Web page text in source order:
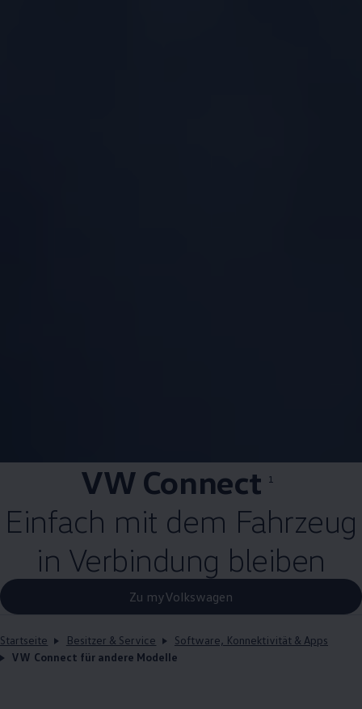
VW Connect 1
Einfach mit dem Fahrzeug
in Verbindung bleiben
Zu myVolkswagen
Startseite Besitzer & Service
Software, Konnektivität & Apps
VW Connect für andere Modelle